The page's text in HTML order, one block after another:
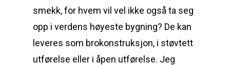
smekk, for hvem vil vel ikke også ta seg
opp i verdens høyeste bygning? De kan
leveres som brokonstruksjon, i støvtett
utførelse eller i åpen utførelse. Jeg